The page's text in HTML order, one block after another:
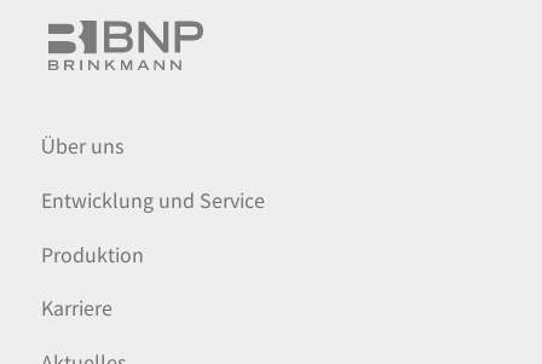
Über uns
Entwicklung und Service
Produktion
Karriere